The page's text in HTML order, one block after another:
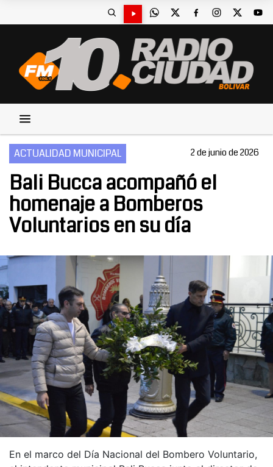
ACTUALIDAD MUNICIPAL 2 de junio de 2026
Bali Bucca acompañó el
homenaje a Bomberos
Voluntarios en su día
En el marco del Día Nacional del Bombero Voluntario,